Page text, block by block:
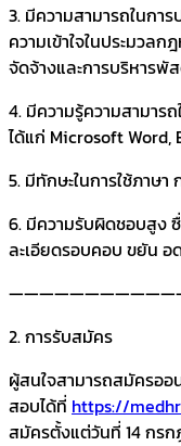
3. มีความสามารถในกา
ความเข้าใจในประมวล
จัดจ้างและการบริหารพั
4. มีความรู้ความสามาร
ได้แก่ Microsoft Word,
5. มีทักษะในการใช้ภาษ
6. มีความรับผิดชอบสูง
ละเอียดรอบคอบ ขยัน อ
2. การรับสมัคร
ผู้สนใจสามารถสมัครออ
สอบได้ที่ https://
สมัครตั้งแต่วันที่ 14 กร